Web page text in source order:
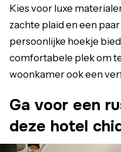
Kies voor luxe
zachte plaid en een
persoonlijke hoekje
comfortabele plek om
woonkamer ook een
Ga voor een
deze hotel